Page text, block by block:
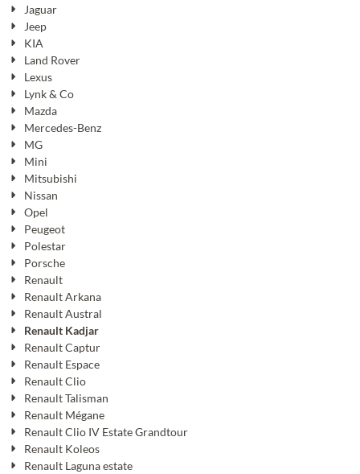
Jaguar
Jeep
KIA
Land Rover
Lexus
Lynk & Co
Mazda
Mercedes-Benz
MG
Mini
Mitsubishi
Nissan
Opel
Peugeot
Polestar
Porsche
Renault
Renault Arkana
Renault Austral
Renault Kadjar
Renault Captur
Renault Espace
Renault Clio
Renault Talisman
Renault Mégane
Renault Clio IV Estate Grandtour
Renault Koleos
Renault Laguna estate